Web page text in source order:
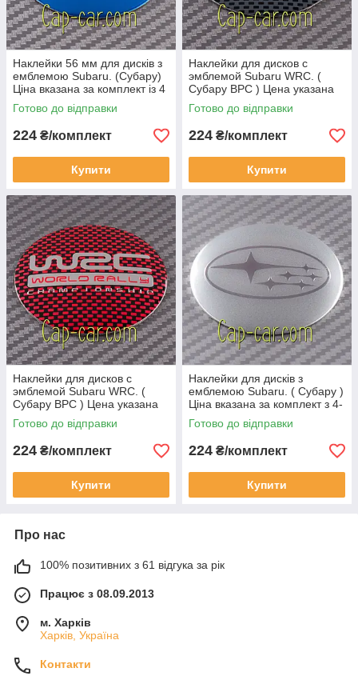
Наклейки 56 мм для дисків з
емблемою Subaru. (Субару)
Ціна вказана за комплект із 4
штук
Готово до відправки
224 ₴/комплект
Купити
Наклейки для дисков с
эмблемой Subaru WRC. (
Субару ВРС ) Цена указана
за комплект из 4-х штук
Готово до відправки
224 ₴/комплект
Купити
Наклейки для дисков с
эмблемой Subaru WRC. (
Субару ВРС ) Цена указана
за комплект из 4-х штук
Готово до відправки
224 ₴/комплект
Купити
Наклейки для дисків з
емблемою Subaru. ( Субару )
Ціна вказана за комплект з 4-
х штук
Готово до відправки
224 ₴/комплект
Купити
Про нас
100% позитивних з 61 відгука за рік
Працює з 08.09.2013
м. Харків
Харків, Україна
Контакти